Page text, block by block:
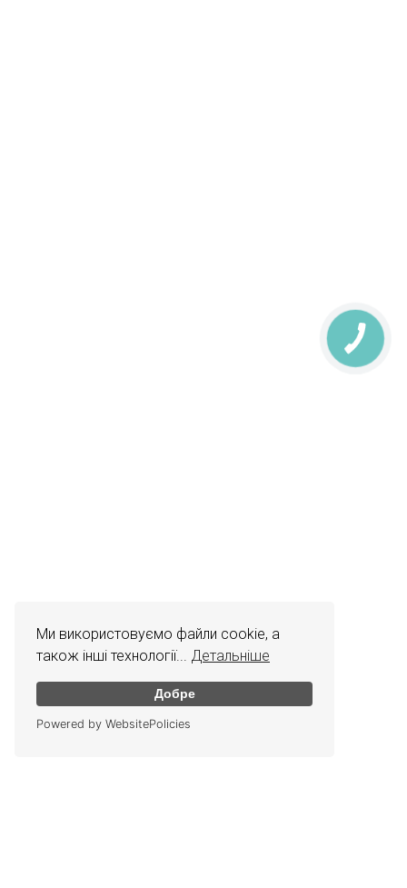
Ми використовуємо файли cookie, а
також інші технології...
Детальніше
Добре
Powered by WebsitePolicies